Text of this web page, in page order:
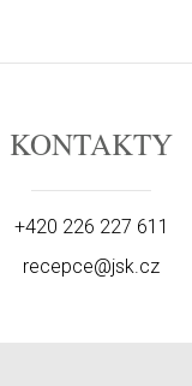
KONTAKTY
+420 226 227 611
recepce@jsk.cz